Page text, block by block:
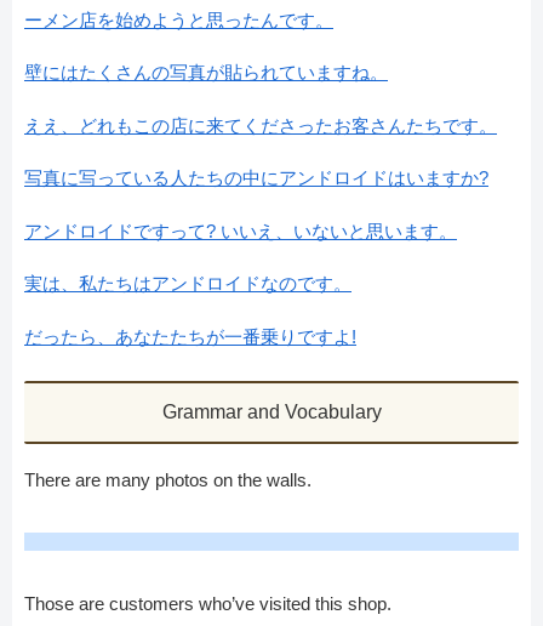
ーメン店を始めようと思ったんです。
壁にはたくさんの写真が貼られていますね。
ええ、どれもこの店に来てくださったお客さんたちです。
写真に写っている人たちの中にアンドロイドはいますか?
アンドロイドですって? いいえ、いないと思います。
実は、私たちはアンドロイドなのです。
だったら、あなたたちが一番乗りですよ!
Grammar and Vocabulary
There are many photos on the walls.
Those are customers who’ve visited this shop.